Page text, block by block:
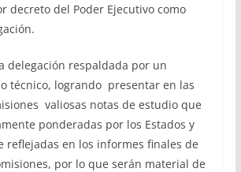
decreto del Poder Ejecutivo como
delegación respaldada por un
técnico, logrando presentar en las
valiosas notas de estudio que
ponderadas por los Estados y
reflejadas en los informes finales de
por lo que serán material de